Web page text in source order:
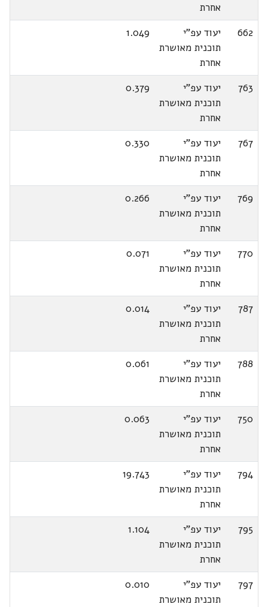
אחרת
662
יעוד עפ"י
תוכנית מאושרת
אחרת
1.049
763
יעוד עפ"י
תוכנית מאושרת
אחרת
0.379
767
יעוד עפ"י
תוכנית מאושרת
אחרת
0.330
769
יעוד עפ"י
תוכנית מאושרת
אחרת
0.266
770
יעוד עפ"י
תוכנית מאושרת
אחרת
0.071
787
יעוד עפ"י
תוכנית מאושרת
אחרת
0.014
788
יעוד עפ"י
תוכנית מאושרת
אחרת
0.061
750
יעוד עפ"י
תוכנית מאושרת
אחרת
0.063
794
יעוד עפ"י
תוכנית מאושרת
אחרת
19.743
795
יעוד עפ"י
תוכנית מאושרת
אחרת
1.104
797
יעוד עפ"י
תוכנית מאושרת
0.010